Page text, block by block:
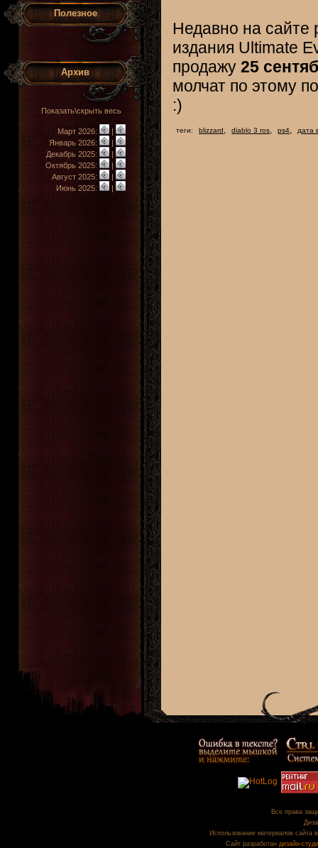
Полезное
Архив
Показать\скрыть весь
Март 2026:
|
Январь 2026:
|
Декабрь 2025:
|
Октябрь 2025:
|
Август 2025:
|
Июнь 2025:
|
Недавно на сайте
издания Ultimate
продажу 25
молчат по этому
:)
теги: blizzard, diablo 3 ros, ps4, дата
Все права
Использование материалов сайта
Сайт разработан дизайн-